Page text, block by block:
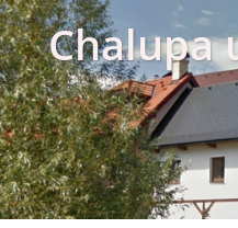
Chalupa